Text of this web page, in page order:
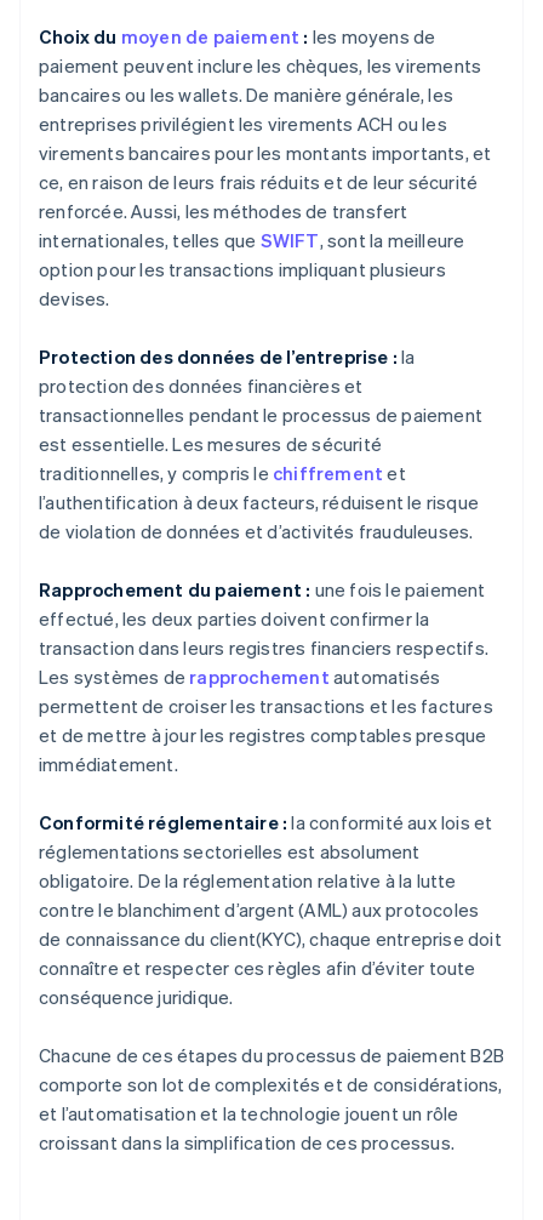
Choix du moyen de paiement : les moyens de
paiement peuvent inclure les chèques, les virements
bancaires ou les wallets. De manière générale, les
entreprises privilégient les virements ACH ou les
virements bancaires pour les montants importants, et
ce, en raison de leurs frais réduits et de leur sécurité
renforcée. Aussi, les méthodes de transfert
internationales, telles que SWIFT, sont la meilleure
option pour les transactions impliquant plusieurs
devises.
Protection des données de l’entreprise : la
protection des données financières et
transactionnelles pendant le processus de paiement
est essentielle. Les mesures de sécurité
traditionnelles, y compris le chiffrement et
l’authentification à deux facteurs, réduisent le risque
de violation de données et d’activités frauduleuses.
Rapprochement du paiement : une fois le paiement
effectué, les deux parties doivent confirmer la
transaction dans leurs registres financiers respectifs.
Les systèmes de rapprochement automatisés
permettent de croiser les transactions et les factures
et de mettre à jour les registres comptables presque
immédiatement.
Conformité réglementaire : la conformité aux lois et
réglementations sectorielles est absolument
obligatoire. De la réglementation relative à la lutte
contre le blanchiment d’argent (AML) aux protocoles
de connaissance du client(KYC), chaque entreprise doit
connaître et respecter ces règles afin d’éviter toute
conséquence juridique.
Chacune de ces étapes du processus de paiement B2B
comporte son lot de complexités et de considérations,
et l’automatisation et la technologie jouent un rôle
croissant dans la simplification de ces processus.